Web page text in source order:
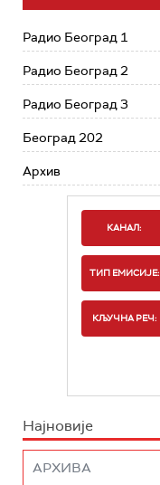
Радио Београд 1
Радио Београд 2
Радио Београд 3
Београд 202
Архив
КАНАЛ:
ТИП ЕМИСИЈЕ:
КЉУЧНА РЕЧ:
Најновије